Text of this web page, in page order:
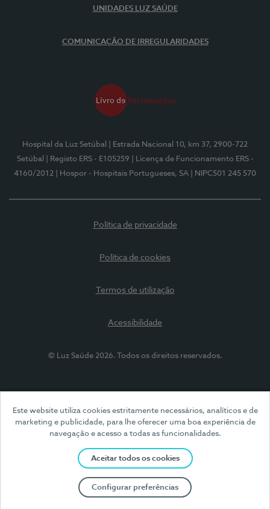
Este website utiliza cookies estritamente necessários, analíticos e de
marketing e publicidade, para lhe oferecer uma boa experiência de
navegação e acesso a todas as funcionalidades.
Aceitar todos os cookies
Configurar preferências
UNIDADES LUZ SAÚDE
COMUNICAÇÃO DE IRREGULARIDADES
Hospital da Luz Setúbal
| Estrada Nacional 10, km 37, 2900-722
Setúbal
| Registo ERS - E105259
| Licença de Funcionamento ERS -
4160/2012
| Hospor - Hospitais Portugueses, SA | NIPC501 245 570
Política de privacidade
Política de cookies
Termos de utilização
Acessibilidade
© Luz Saúde 2026. Todos os direitos reservados.